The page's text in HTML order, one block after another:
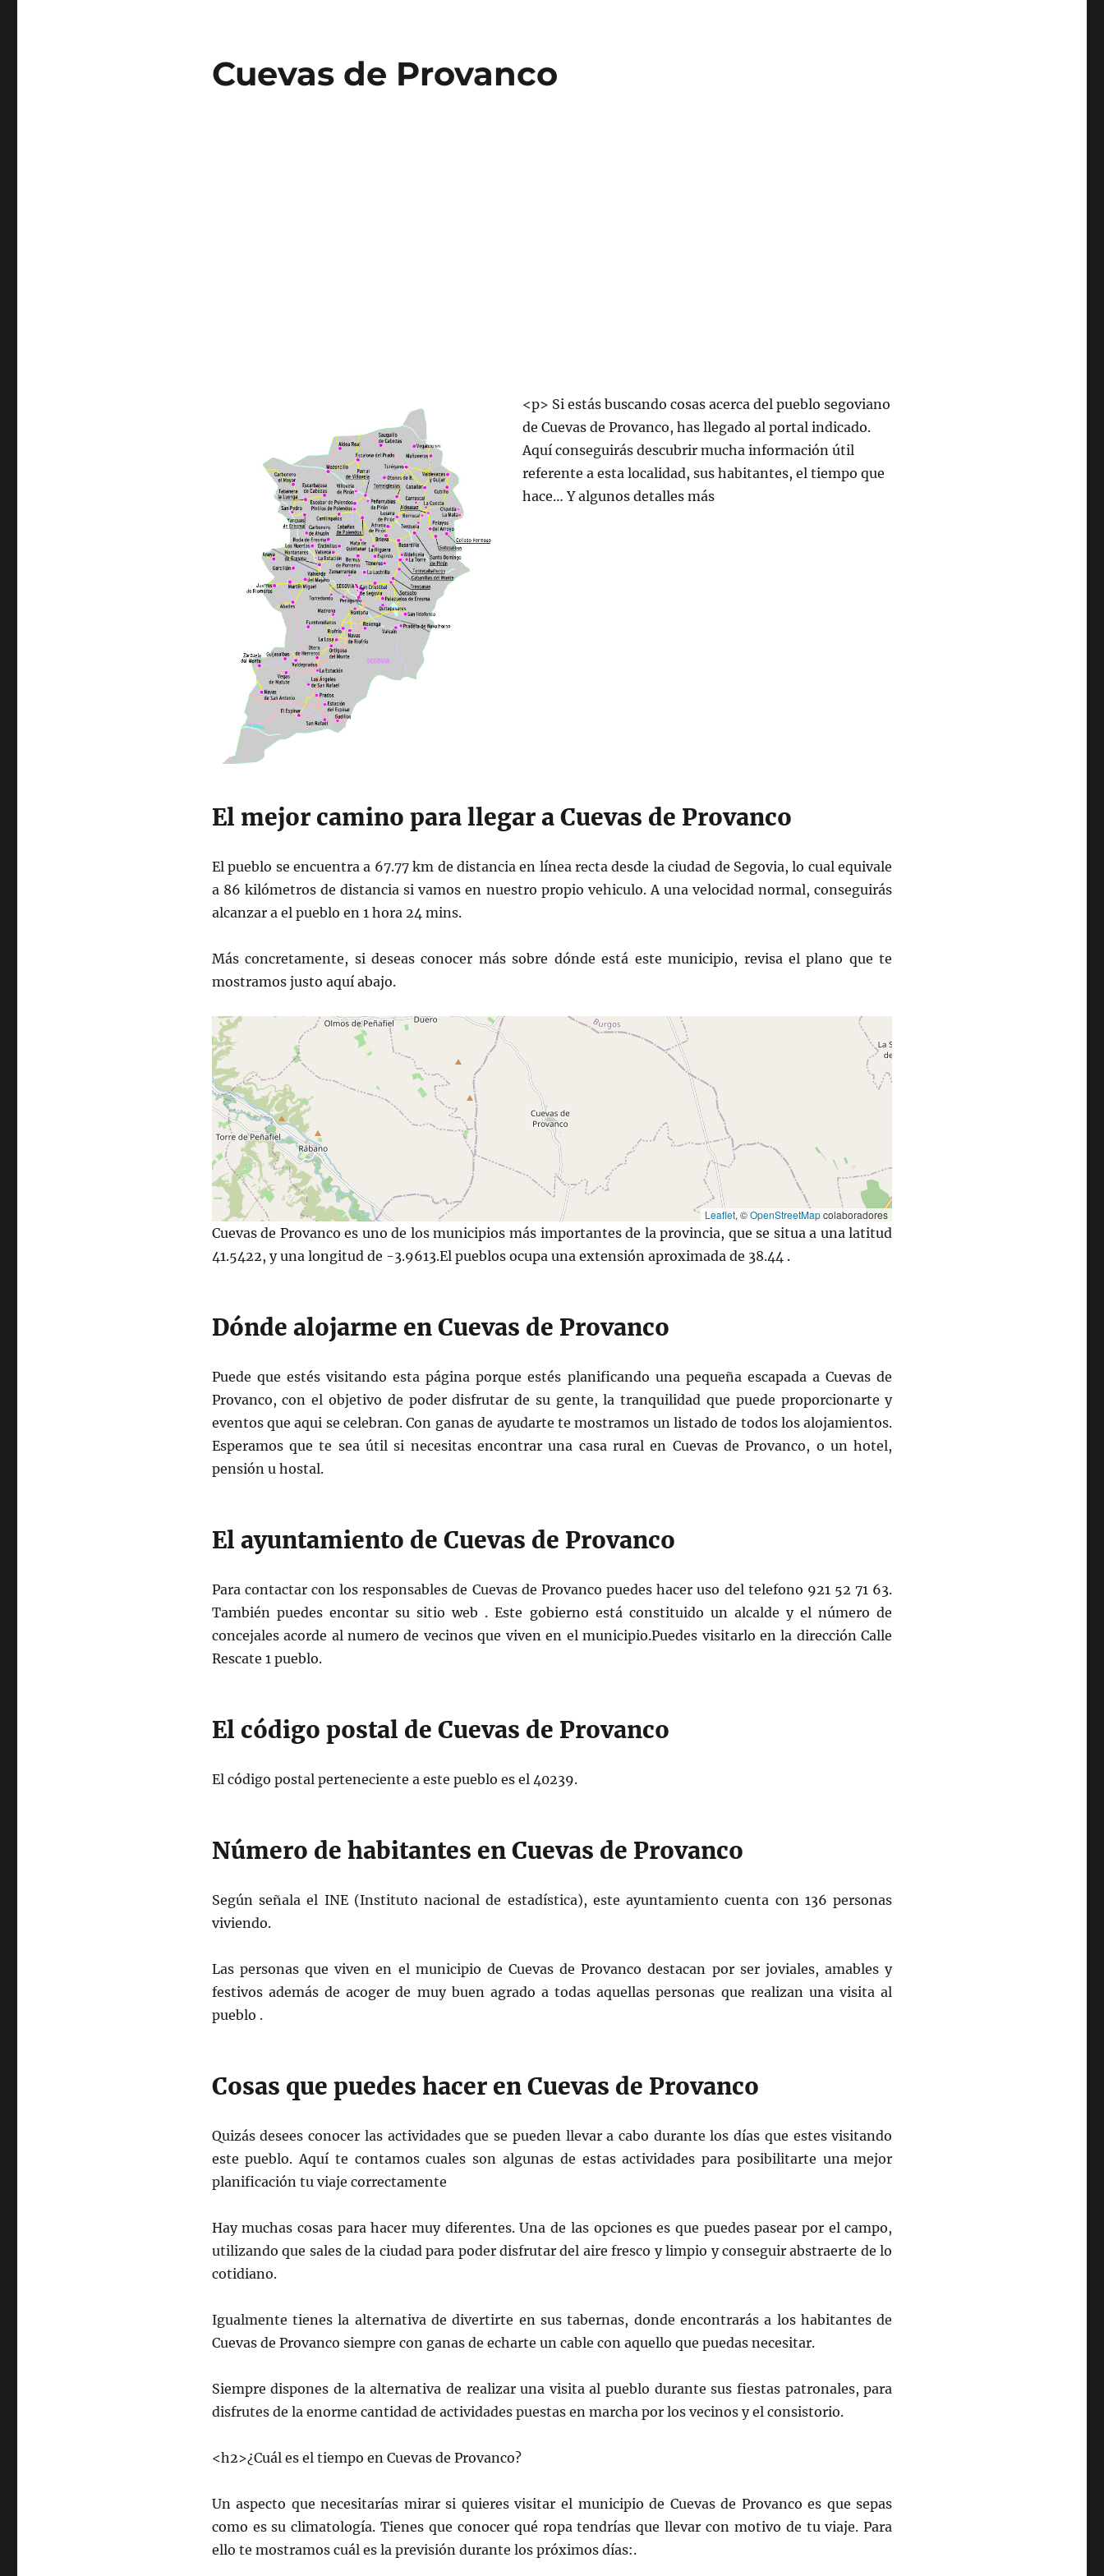
Cuevas de Provanco
<p> Si estás buscando cosas acerca del pueblo segoviano
de Cuevas de Provanco, has llegado al portal indicado.
Aquí conseguirás descubrir mucha información útil
referente a esta localidad, sus habitantes, el tiempo que
hace… Y algunos detalles más
El mejor camino para llegar a Cuevas de Provanco
El pueblo se encuentra a 67.77 km de distancia en línea recta desde la ciudad de Segovia, lo cual equivale
a 86 kilómetros de distancia si vamos en nuestro propio vehiculo. A una velocidad normal, conseguirás
alcanzar a el pueblo en 1 hora 24 mins.
Más concretamente, si deseas conocer más sobre dónde está este municipio, revisa el plano que te
mostramos justo aquí abajo.
Leaflet, ©OpenStreetMapcolaboradores
Cuevas de Provanco es uno de los municipios más importantes de la provincia, que se situa a una latitud
41.5422, y una longitud de -3.9613.El pueblos ocupa una extensión aproximada de 38.44 .
Dónde alojarme en Cuevas de Provanco
Puede que estés visitando esta página porque estés planificando una pequeña escapada a Cuevas de
Provanco, con el objetivo de poder disfrutar de su gente, la tranquilidad que puede proporcionarte y
eventos que aqui se celebran. Con ganas de ayudarte te mostramos un listado de todos los alojamientos.
Esperamos que te sea útil si necesitas encontrar una casa rural en Cuevas de Provanco, o un hotel,
pensión u hostal.
El ayuntamiento de Cuevas de Provanco
Para contactar con los responsables de Cuevas de Provanco puedes hacer uso del telefono 921 52 71 63.
También puedes encontar su sitio web . Este gobierno está constituido un alcalde y el número de
concejales acorde al numero de vecinos que viven en el municipio.Puedes visitarlo en la dirección Calle
Rescate 1 pueblo.
El código postal de Cuevas de Provanco
El código postal perteneciente a este pueblo es el 40239.
Número de habitantes en Cuevas de Provanco
Según señala el INE (Instituto nacional de estadística), este ayuntamiento cuenta con 136 personas
viviendo.
Las personas que viven en el municipio de Cuevas de Provanco destacan por ser joviales, amables y
festivos además de acoger de muy buen agrado a todas aquellas personas que realizan una visita al
pueblo .
Cosas que puedes hacer en Cuevas de Provanco
Quizás desees conocer las actividades que se pueden llevar a cabo durante los días que estes visitando
este pueblo. Aquí te contamos cuales son algunas de estas actividades para posibilitarte una mejor
planificación tu viaje correctamente
Hay muchas cosas para hacer muy diferentes. Una de las opciones es que puedes pasear por el campo,
utilizando que sales de la ciudad para poder disfrutar del aire fresco y limpio y conseguir abstraerte de lo
cotidiano.
Igualmente tienes la alternativa de divertirte en sus tabernas, donde encontrarás a los habitantes de
Cuevas de Provanco siempre con ganas de echarte un cable con aquello que puedas necesitar.
Siempre dispones de la alternativa de realizar una visita al pueblo durante sus fiestas patronales, para
disfrutes de la enorme cantidad de actividades puestas en marcha por los vecinos y el consistorio.
<h2>¿Cuál es el tiempo en Cuevas de Provanco?
Un aspecto que necesitarías mirar si quieres visitar el municipio de Cuevas de Provanco es que sepas
como es su climatología. Tienes que conocer qué ropa tendrías que llevar con motivo de tu viaje. Para
ello te mostramos cuál es la previsión durante los próximos días:.